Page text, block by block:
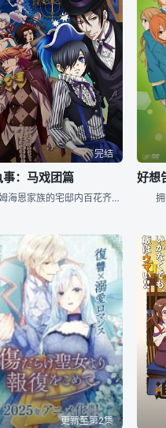
完结
事：马戏团篇
凡多姆海恩家族的宅邸内百花齐放，黑执事塞巴斯蒂安•米卡利斯（小野大辅 配音）进退有节，优雅矜持地招待来访的客人。而庄园的主人夏尔（坂本真绫 配音）则在田中（藤村俊二 配音）、梅琳（加藤英美里 配音
好想
更新至第2集